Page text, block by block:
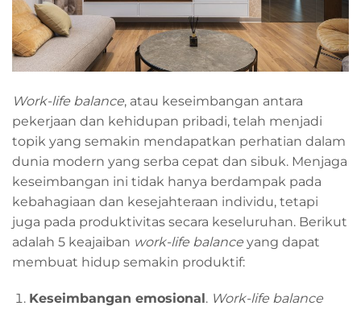
Work-life balance, atau keseimbangan antara
pekerjaan dan kehidupan pribadi, telah menjadi
topik yang semakin mendapatkan perhatian dalam
dunia modern yang serba cepat dan sibuk. Menjaga
keseimbangan ini tidak hanya berdampak pada
kebahagiaan dan kesejahteraan individu, tetapi
juga pada produktivitas secara keseluruhan. Berikut
adalah 5 keajaiban work-life balance yang dapat
membuat hidup semakin produktif:
Keseimbangan emosional . Work-life balance